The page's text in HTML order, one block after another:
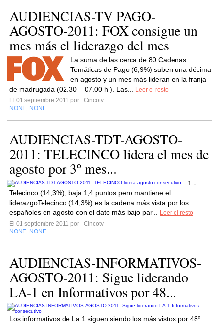
AUDIENCIAS-TV PAGO-
AGOSTO-2011: FOX consigue un
mes más el liderazgo del mes
La suma de las cerca de 80 Cadenas
Temáticas de Pago (6,9%) suben una décima
en agosto y un mes más lideran en la franja
de madrugada (02.30 – 07.00 h.). Las...
Leer el resto
El 01 septiembre 2011 por
Cincotv
NONE NONE
AUDIENCIAS-TDT-AGOSTO-
2011: TELECINCO lidera el mes de
agosto por 3º mes...
1.-
Telecinco (14,3%), baja 1,4 puntos pero mantiene el
liderazgoTelecinco (14,3%) es la cadena más vista por los
españoles en agosto con el dato más bajo par...
Leer el resto
El 01 septiembre 2011 por
Cincotv
NONE NONE
AUDIENCIAS-INFORMATIVOS-
AGOSTO-2011: Sigue liderando
LA-1 en Informativos por 48...
Los informativos de La 1 siguen siendo los más vistos por 48º